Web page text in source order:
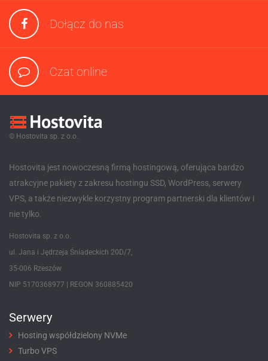
Dołącz do nas
Czat online
© Hostovita sp. z o.o.
Hostovita jest nowoczesną firmą hostingową, oferująca bardzo
atrakcyjne pakiety z zakresu hostingu SSD, WordPress, serwery
VPS, a także niezwykle korzystny program partnerski dla klientów i
nie tylko.
Hostovita sp. z o.o.
ul. Jana i Jędrzeja Śniadeckich 20D/7,
35-006 Rzeszów
NIP 5170368977 | REGON 360885420
Serwery
Hosting współdzielony NVMe
Turbo VPS